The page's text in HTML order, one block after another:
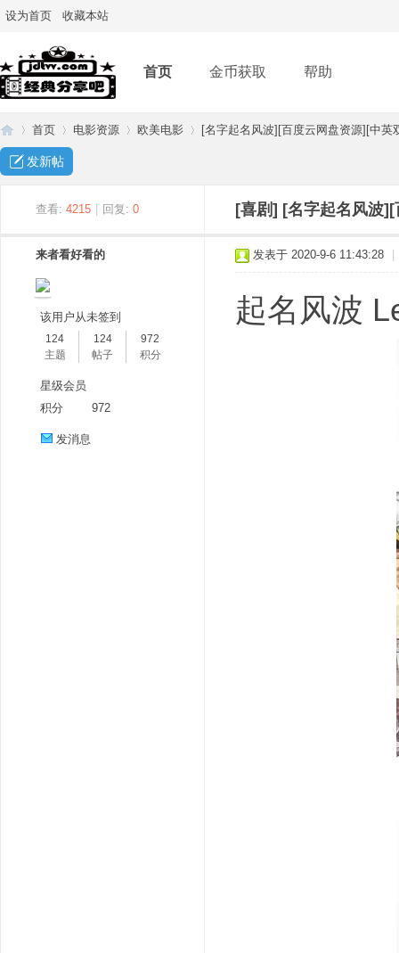
设为首页 收藏本站
首页 金币获取 帮助
首页
›
电影资源
›
欧美电影 [名字起名风波][百度云网盘资源][中英
发新帖
查看: 4215 回复: 0 [喜剧] [名字起名风波
来者看好看的
该用户从未签到
124
主题
124
帖子
972
积分
星级会员
积分
972
发消息
发表于 2020-9-6 11:43:28
起名风波